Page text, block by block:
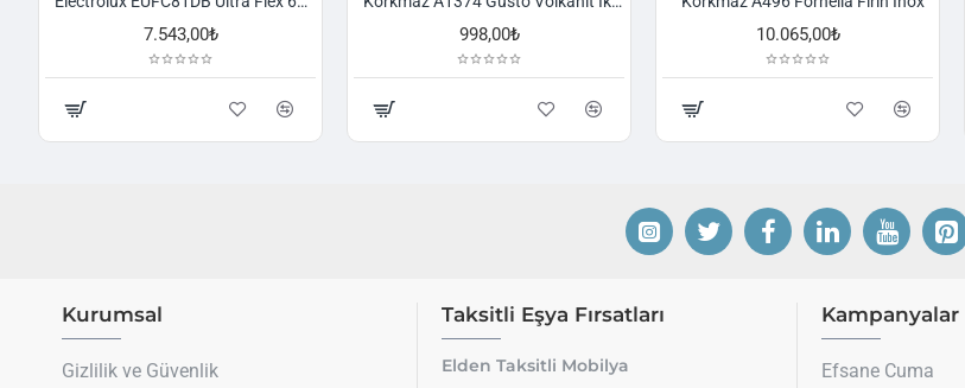
7.543,00₺ 998,00₺ 10.065,00₺
Kurumsal
Gizlilik ve Güvenlik
Taksitli Eşya Fırsatları
Elden Taksitli Mobilya
Kampanyalar
Efsane Cuma